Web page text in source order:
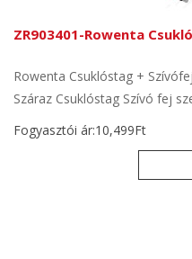
ZR903401-Rowenta
Rowenta Csuklóstag +
Száraz Csuklóstag Szívó fej
Fogyasztói ár:10,499Ft